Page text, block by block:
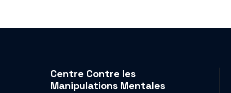
Centre Contre les
Manipulations Mentales